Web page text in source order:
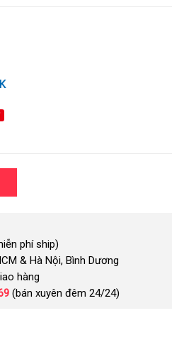
phí ship)
& Hà Nội, Bình Dương
hàng
(bán xuyên đêm 24/24)